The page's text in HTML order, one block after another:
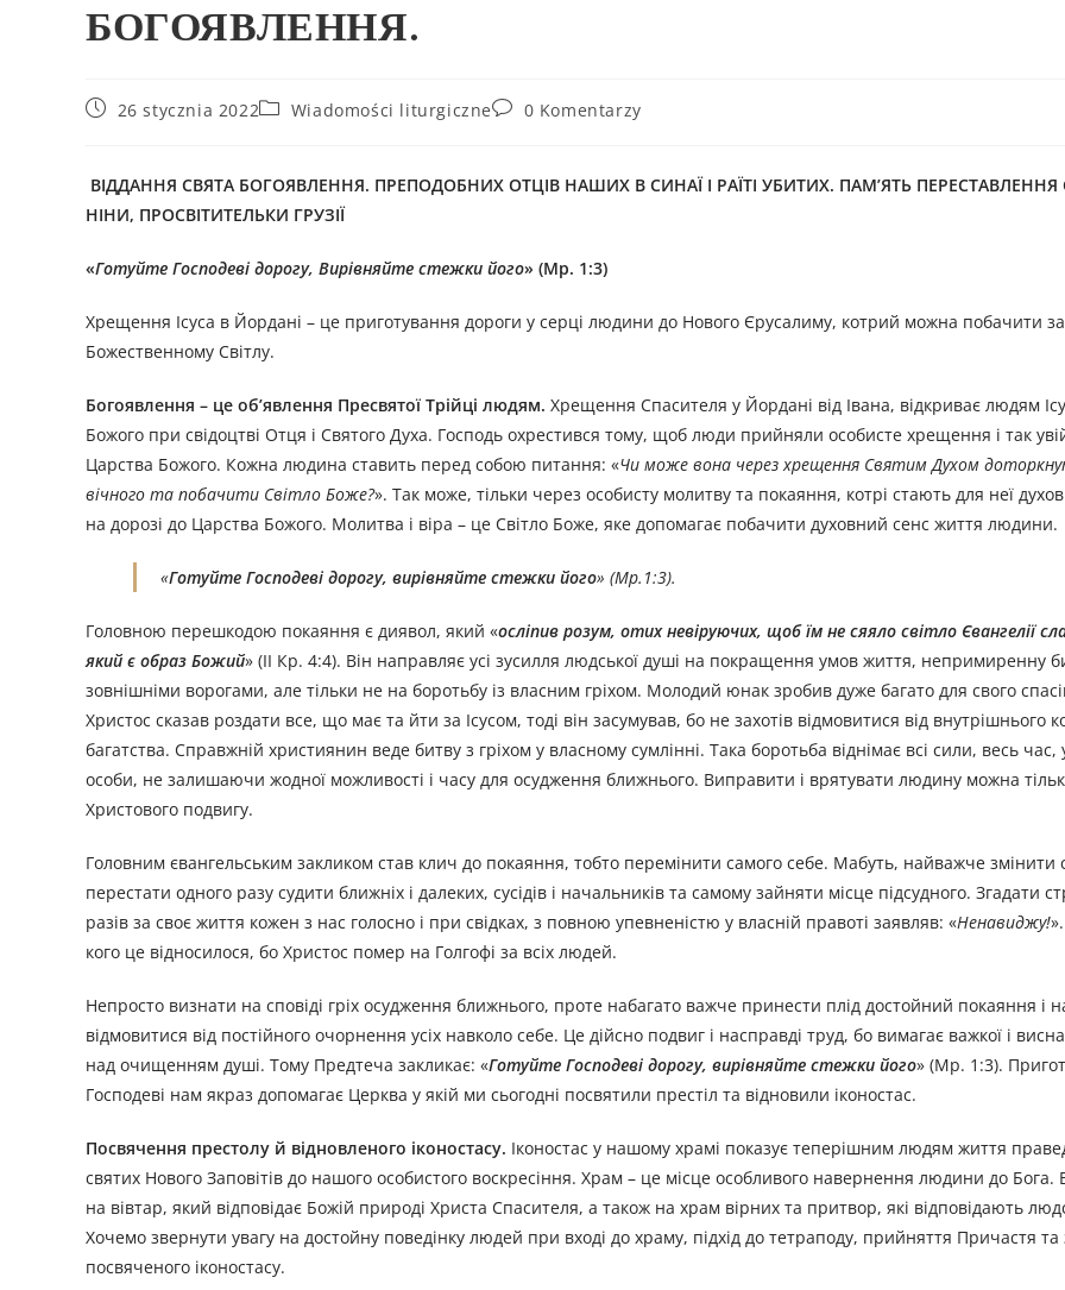
БОГОЯВЛЕННЯ.
26 stycznia 2022 Wiadomości liturgiczne 0 Komentarzy
ВІДДАННЯ СВЯТА БОГОЯВЛЕННЯ. ПРЕПОДОБНИХ ОТЦІВ НАШИХ В СИНАЇ І РАЇТІ УБИТИХ. ПАМ’ЯТЬ ПЕРЕСТАВЛЕННЯ
НІНИ, ПРОСВІТИТЕЛЬКИ ГРУЗІЇ
«Готуйте Господеві дорогу, Вирівняйте стежки його» (Мр. 1:3)
Хрещення Ісуса в Йордані – це приготування дороги у серці людини до Нового Єрусалиму, котрий можна побачити
Божественному Світлу.
Богоявлення – це об’явлення Пресвятої Трійці людям. Хрещення Спасителя у Йордані від Івана, відкриває людям
Божого при свідоцтві Отця і Святого Духа. Господь охрестився тому, щоб люди прийняли особисте хрещення і так
Царства Божого. Кожна людина ставить перед собою питання: «Чи може вона через хрещення Святим Духом
вічного та побачити Світло Боже?». Так може, тільки через особисту молитву та покаяння, котрі стають для неї
на дорозі до Царства Божого. Молитва і віра – це Світло Боже, яке допомагає побачити духовний сенс життя людини.
«Готуйте Господеві дорогу, вирівняйте стежки його» (Мр.1:3).
Головною перешкодою покаяння є диявол, який «осліпив розум, отих невіруючих, щоб їм не сяяло світло Євангелії
який є образ Божий» (ІІ Кр. 4:4). Він направляє усі зусилля людської душі на покращення умов життя, непримиренну
зовнішніми ворогами, але тільки не на боротьбу із власним гріхом. Молодий юнак зробив дуже багато для свого
Христос сказав роздати все, що має та йти за Ісусом, тоді він засумував, бо не захотів відмовитися від внутрішнього
багатства. Справжній християнин веде битву з гріхом у власному сумлінні. Така боротьба віднімає всі сили, весь час,
особи, не залишаючи жодної можливості і часу для осудження ближнього. Виправити і врятувати людину можна
Христового подвигу.
Головним євангельським закликом став клич до покаяння, тобто перемінити самого себе. Мабуть, найважче змінити
перестати одного разу судити ближніх і далеких, сусідів і начальників та самому зайняти місце підсудного. Згадати
разів за своє життя кожен з нас голосно і при свідках, з повною упевненістю у власній правоті заявляв: «Ненавиджу!
кого це відносилося, бо Христос помер на Голгофі за всіх людей.
Непросто визнати на сповіді гріх осудження ближнього, проте набагато важче принести плід достойний покаяння і
відмовитися від постійного очорнення усіх навколо себе. Це дійсно подвиг і насправді труд, бо вимагає важкої і
над очищенням душі. Тому Предтеча закликає: «Готуйте Господеві дорогу, вирівняйте стежки його» (Мр. 1:3).
Господеві нам якраз допомагає Церква у якій ми сьогодні посвятили престіл та відновили іконостас.
Посвячення престолу й відновленого іконостасу. Іконостас у нашому храмі показує теперішним людям життя
святих Нового Заповітів до нашого особистого воскресіння. Храм – це місце особливого навернення людини до Бога.
на вівтар, який відповідає Божій природі Христа Спасителя, а також на храм вірних та притвор, які відповідають
Хочемо звернути увагу на достойну поведінку людей при вході до храму, підхід до тетраподу, прийняття Причастя
посвяченого іконостасу.